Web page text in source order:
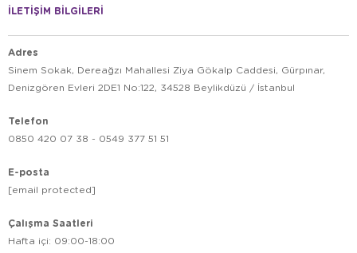
İLETİŞİM BİLGİLERİ
Adres
Sinem Sokak, Dereağzı Mahallesi Ziya Gökalp Caddesi, Gürpınar,
Denizgören Evleri 2DE1 No:122, 34528 Beylikdüzü / İstanbul
Telefon
0850 420 07 38 - 0549 377 51 51
E-posta
[email protected]
Çalışma Saatleri
Hafta içi: 09:00-18:00